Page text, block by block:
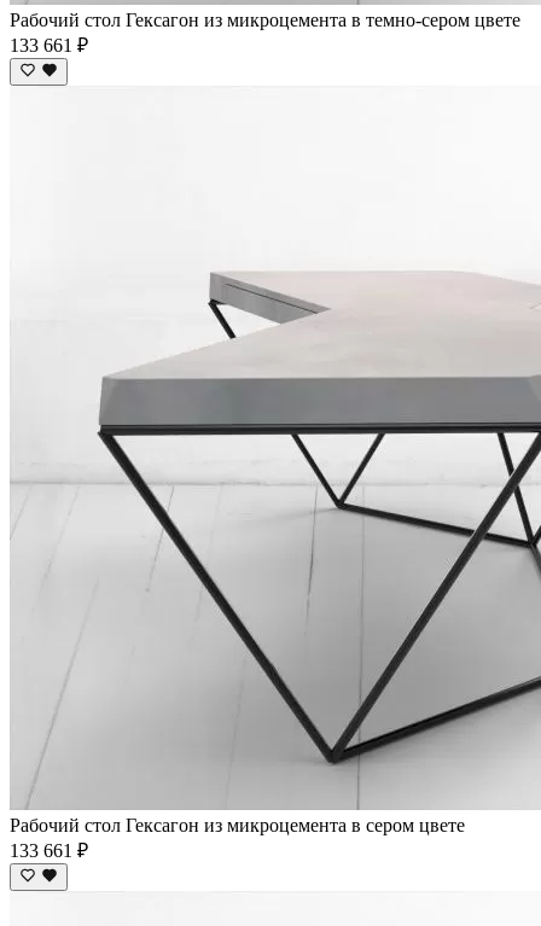
Рабочий стол Гексагон из микроцемента в темно-сером цвете
133 661 ₽
Рабочий стол Гексагон из микроцемента в сером цвете
133 661 ₽